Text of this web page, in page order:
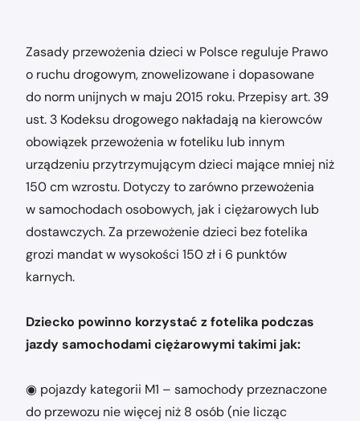
Zasady przewożenia dzieci w Polsce reguluje Prawo
o ruchu drogowym, znowelizowane i dopasowane
do norm unijnych w maju 2015 roku. Przepisy art. 39
ust. 3 Kodeksu drogowego nakładają na kierowców
obowiązek przewożenia w foteliku lub innym
urządzeniu przytrzymującym dzieci mające mniej niż
150 cm wzrostu. Dotyczy to zarówno przewożenia
w samochodach osobowych, jak i ciężarowych lub
dostawczych. Za przewożenie dzieci bez fotelika
grozi mandat w wysokości 150 zł i 6 punktów
karnych.
Dziecko powinno korzystać z fotelika podczas
jazdy samochodami ciężarowymi takimi jak:
◉ pojazdy kategorii M1 – samochody przeznaczone
do przewozu nie więcej niż 8 osób (nie licząc